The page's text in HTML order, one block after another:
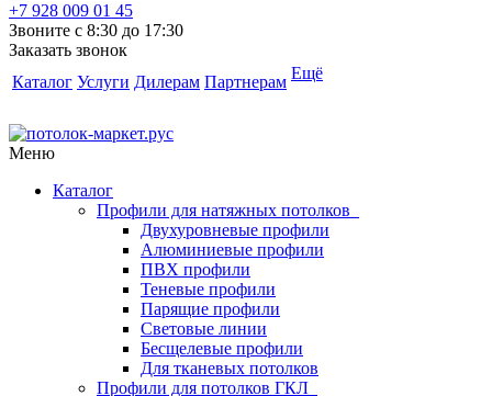
+7 928 009 01 45
Звоните с 8:30 до 17:30
Заказать звонок
Каталог Услуги Дилерам Партнерам Ещё
Меню
Каталог
Профили для натяжных потолков
Двухуровневые профили
Алюминиевые профили
ПВХ профили
Теневые профили
Парящие профили
Световые линии
Бесщелевые профили
Для тканевых потолков
Профили для потолков ГКЛ